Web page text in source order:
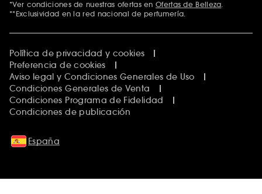
*Ver condiciones de nuestras ofertas en Ofertas de Belleza
**Exclusividad en la red nacional de perfumería.
Política de privacidad y cookies
Preferencia de cookies
Aviso legal y Condiciones Generales de Uso
Condiciones Generales de Venta
Condiciones Programa de Fidelidad
Condiciones de publicación
España